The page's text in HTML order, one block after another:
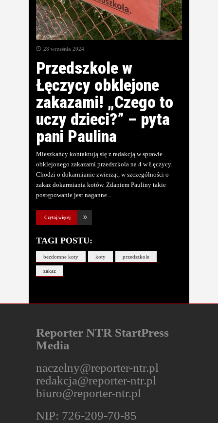
28 września 2024
Przedszkole w
Łęczycy obklejone
zakazami! „Czego to
uczy dzieci?” – pyta
pani Paulina
Mieszkańcy kontaktują się z redakcją w sprawie
obklejonego zakazami przedszkola na 4 w Łęczycy.
Chodzi o dokarmianie zwierząt, w szczególności o
zakaz dokarmiania kotów. Zdaniem Pauliny takie
postępowanie jest naganne
Czytaj więcej
TAGI POSTU:
bezdomne koty koty przedszkole
zakaz
Reporter NTR StartPress
Media
naczelny@reporter-ntr.pl
redakcja@reporter-ntr.pl
biuro@reporter-ntr.pl
NIP: 726-209-70-85